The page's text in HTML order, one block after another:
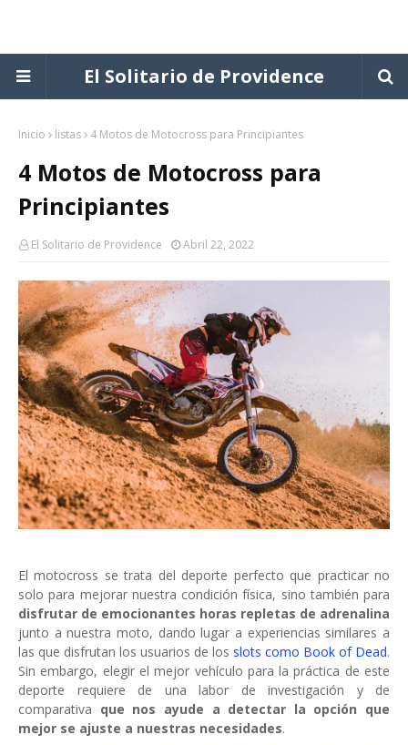
El Solitario de Providence
Inicio listas 4 Motos de Motocross para Principiantes
4 Motos de Motocross para
Principiantes
El Solitario de Providence Abril 22, 2022
El motocross se trata del deporte perfecto que practicar no
solo para mejorar nuestra condición física, sino también para
disfrutar de emocionantes horas repletas de adrenalina
junto a nuestra moto, dando lugar a experiencias similares a
las que disfrutan los usuarios de los slots como Book of Dead.
Sin embargo, elegir el mejor vehículo para la práctica de este
deporte requiere de una labor de investigación y de
comparativa que nos ayude a detectar la opción que
mejor se ajuste a nuestras necesidades.